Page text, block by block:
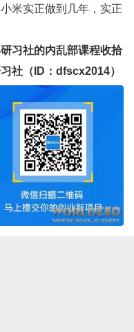
米实正做到几年，实正
习社的内乱部课程收拾
社（ID：dfscx2014）